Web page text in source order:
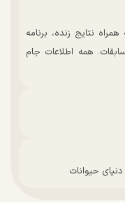
جدول کامل جام جهانی 2026 به همراه نتایج زنده، برنامه
همه اطلاعات جام
حیوانات